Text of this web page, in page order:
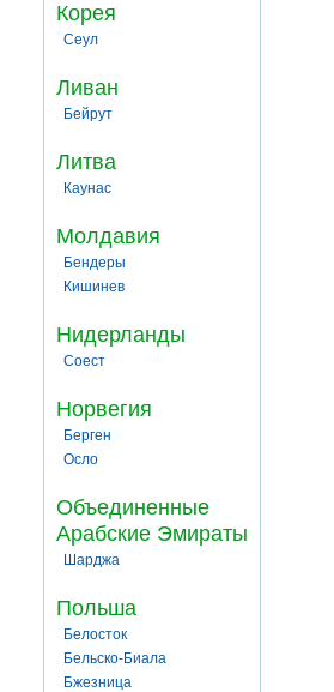
Корея
Сеул
Ливан
Бейрут
Литва
Каунас
Молдавия
Бендеры
Кишинев
Нидерланды
Соест
Норвегия
Берген
Осло
Объединенные
Арабские Эмираты
Шарджа
Польша
Белосток
Бельско-Биала
Бжезница